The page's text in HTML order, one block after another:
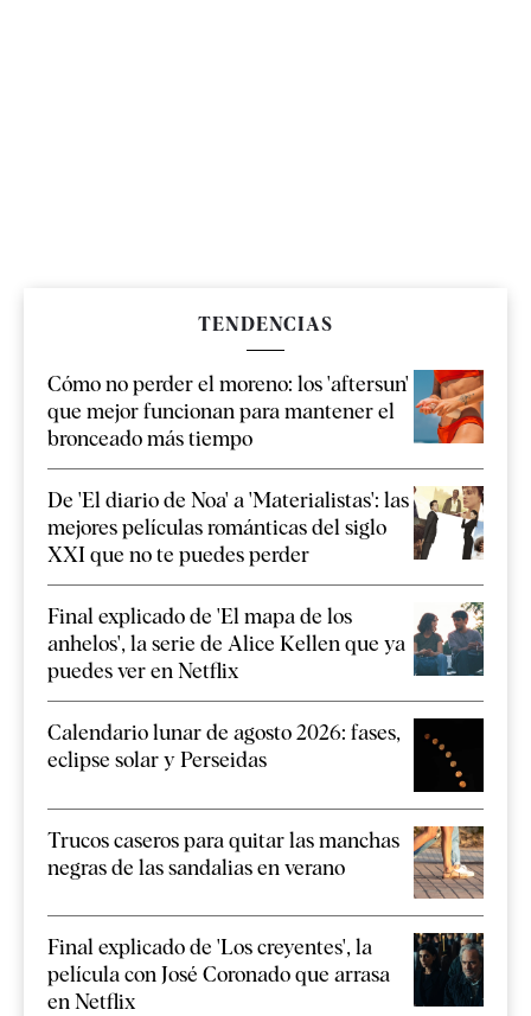
TENDENCIAS
Cómo no perder el moreno: los 'aftersun'
que mejor funcionan para mantener el
bronceado más tiempo
De 'El diario de Noa' a 'Materialistas': las
mejores películas románticas del siglo
XXI que no te puedes perder
Final explicado de 'El mapa de los
anhelos', la serie de Alice Kellen que ya
puedes ver en Netflix
Calendario lunar de agosto 2026: fases,
eclipse solar y Perseidas
Trucos caseros para quitar las manchas
negras de las sandalias en verano
Final explicado de 'Los creyentes', la
película con José Coronado que arrasa
en Netflix